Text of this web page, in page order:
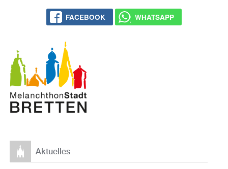
FACE­BOOK WHATS­APP
Ak­tu­el­les